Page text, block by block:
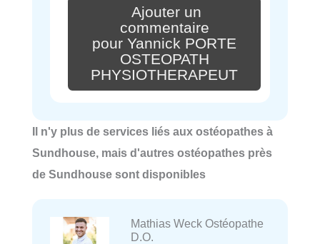
Ajouter un
commentaire
pour Yannick PORTE
OSTEOPATH
PHYSIOTHERAPEUT
Il n'y plus de services liés aux ostéopathes à
Sundhouse, mais d'autres ostéopathes près
de Sundhouse sont disponibles
Mathias Weck Ostéopathe
D.O.